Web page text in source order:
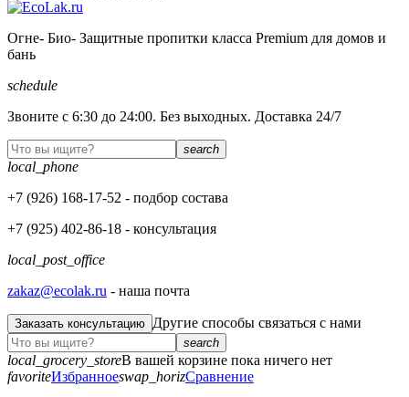
Огне- Био- Защитные пропитки класса Premium для домов и
бань
schedule
Звоните с 6:30 до 24:00. Без выходных. Доставка 24/7
search
local_phone
+7 (926) 168-17-52 - подбор состава
+7 (925) 402-86-18 - консультация
local_post_office
zakaz@ecolak.ru - наша почта
Заказать консультацию Другие способы связаться с нами
search
local_grocery_storeВ вашей корзине пока ничего нет
favoriteИзбранноеswap_horizСравнение